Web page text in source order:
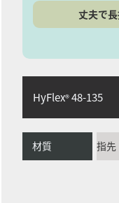
丈夫で
HyFlex®48-135
材質 指先